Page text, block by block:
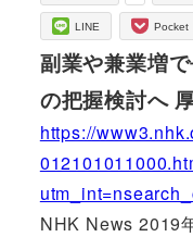
LINE Pocket
副業や兼業増
の把握検討へ
https://
NHK News 2019